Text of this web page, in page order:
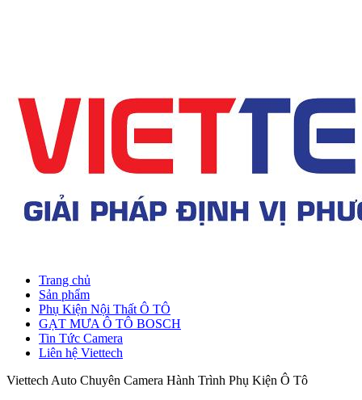
Trang chủ
Sản phẩm
Phụ Kiện Nội Thất Ô TÔ
GẠT MƯA Ô TÔ BOSCH
Tin Tức Camera
Liên hệ Viettech
Viettech Auto Chuyên Camera Hành Trình Phụ Kiện Ô Tô